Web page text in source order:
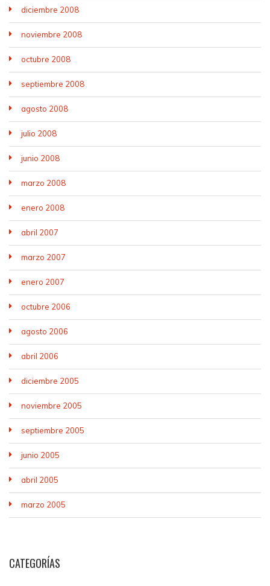
diciembre 2008
noviembre 2008
octubre 2008
septiembre 2008
agosto 2008
julio 2008
junio 2008
marzo 2008
enero 2008
abril 2007
marzo 2007
enero 2007
octubre 2006
agosto 2006
abril 2006
diciembre 2005
noviembre 2005
septiembre 2005
junio 2005
abril 2005
marzo 2005
CATEGORÍAS